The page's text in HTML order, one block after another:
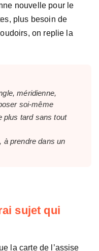
nouvelle pour le
plus besoin de
on replie la
méridienne,
soi-même
plus tard sans tout
à prendre dans un
sujet qui
la carte de l’assise